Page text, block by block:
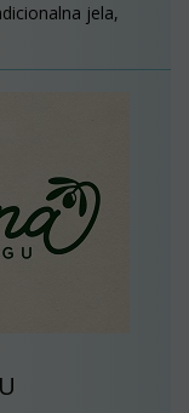
jela,